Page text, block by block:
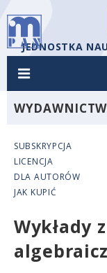
JEDNOSTKA
SUBSKRYPCJA
LICENCJA
DLA AUTORÓW
JAK KUPIĆ
Wykłady